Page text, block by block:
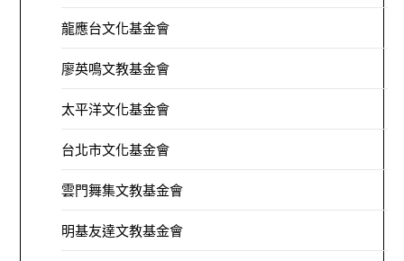
龍應台文化基金會
廖英鳴文教基金會
太平洋文化基金會
台北市文化基金會
雲門舞集文教基金會
明基友達文教基金會